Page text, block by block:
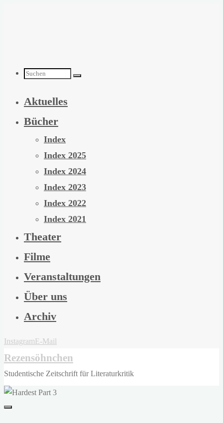
Suchen
nach:
Aktuelles
Bücher
Index
Index 2025
Index 2024
Index 2023
Index 2022
Index 2021
Theater
Filme
Veranstaltungen
Über uns
Archiv
InstagramE-Mail
Rezensöhnchen
Studentische Zeitschrift für Literaturkritik